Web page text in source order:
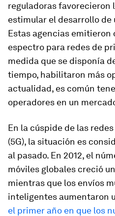
reguladoras favorecieron
estimular el desarrollo
Estas agencias emitieron
espectro para redes de
medida que se disponía
tiempo, habilitaron más
actualidad, es común
operadores en un
En la cúspide de las
(5G), la situación es
al pasado. En 2012, el
móviles globales creció
mientras que los envíos
inteligentes aumentaron
el primer año en que los